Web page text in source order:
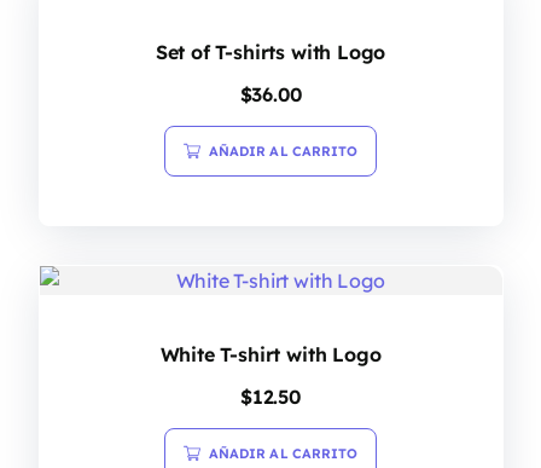
Set of T-shirts with Logo
$36.00
AÑADIR AL CARRITO
White T-shirt with Logo
$12.50
AÑADIR AL CARRITO